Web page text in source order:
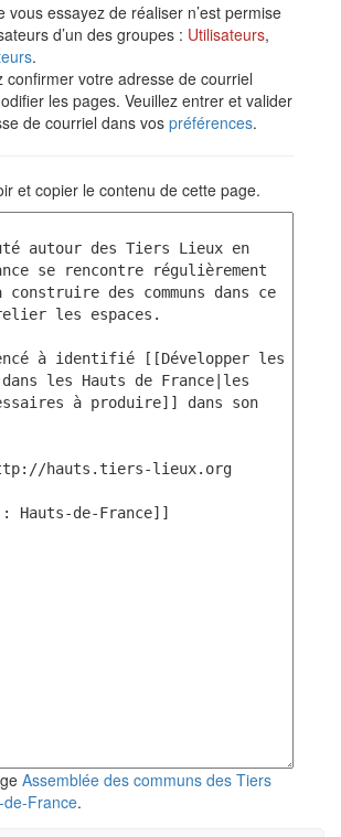
vous essayez de réaliser n’est permise
d’un des groupes : Utilisateurs,
.
confirmer votre adresse de courriel
les pages. Veuillez entrer et valider
de courriel dans vos préférences.
et copier le contenu de cette page.
Assemblée des communs des Tiers
de-France.